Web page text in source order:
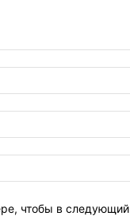
чтобы в следующий